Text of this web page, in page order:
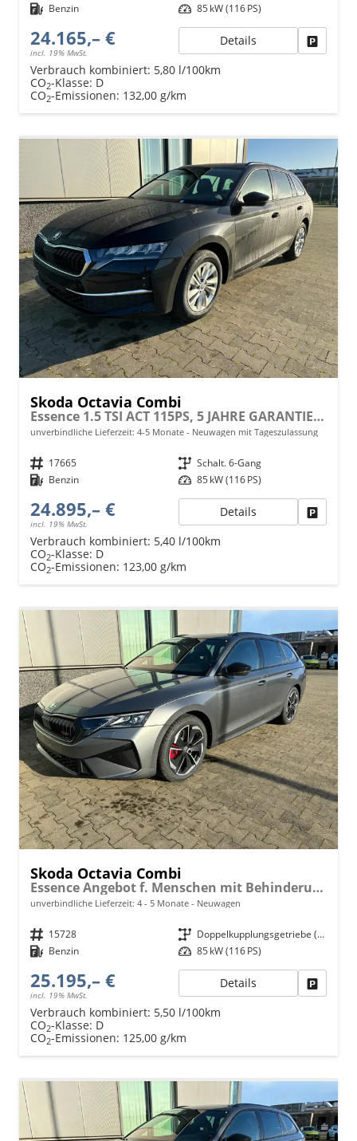
Kraftstoff Benzin Leistung 85 kW (116 PS)
24.165,– €
incl. 19% MwSt.
Details
Verbrauch kombiniert: 5,80 l/100km
CO2-Klasse: D
CO2-Emissionen: 132,00 g/km
Skoda Octavia Combi
Essence 1.5 TSI ACT 115PS, 5 JAHRE GARANTIE, Climatronic, Parksensoren hinten, Sitzheizung, LED-Scheinwerfer, Radio 10" + Wireless Smartlink, Tempomat, Lederlenkrad, Dachreling
unverbindliche Lieferzeit: 4-5 Monate Neuwagen mit Tageszulassung
Fahrzeugnr. 17665 Getriebe Schalt. 6-Gang
Kraftstoff Benzin Leistung 85 kW (116 PS)
24.895,– €
incl. 19% MwSt.
Details
Verbrauch kombiniert: 5,40 l/100km
CO2-Klasse: D
CO2-Emissionen: 123,00 g/km
Skoda Octavia Combi
Essence Angebot f. Menschen mit Behinderung ab 50 %! 1.5 TSI Mild-Hybrid 115PS DSG/AUTOMATIK, 2-Zonen-Climatronic, Parksensoren hinten, Radio 10"/Bluetooth/DAB, Tempomat, LED-Scheinwerfer, M-Lederlenkrad, Dachreling, 8x Airbags
unverbindliche Lieferzeit: 4 - 5 Monate Neuwagen
Fahrzeugnr. 15728 Getriebe
Doppelkupplungsgetriebe (DSG)
Kraftstoff Benzin Leistung 85 kW (116 PS)
25.195,– €
incl. 19% MwSt.
Details
Verbrauch kombiniert: 5,50 l/100km
CO2-Klasse: D
CO2-Emissionen: 125,00 g/km